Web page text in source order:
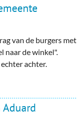
van de burgers met
naar de winkel".
achter.